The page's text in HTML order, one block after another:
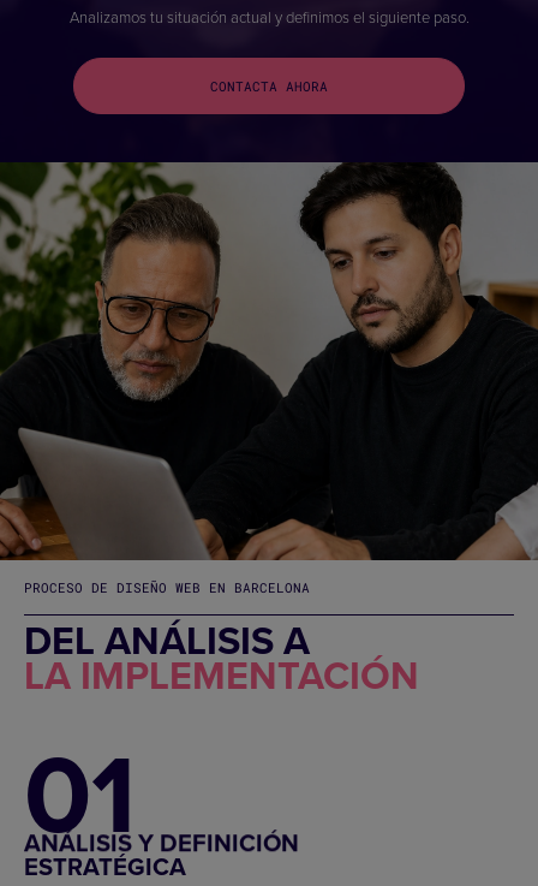
Analizamos tu situación actual y definimos el siguiente paso.
CONTACTA AHORA
PROCESO DE DISEÑO WEB EN BARCELONA
DEL ANÁLISIS A
LA IMPLEMENTACIÓN
01
ANÁLISIS Y DEFINICIÓN
ESTRATÉGICA